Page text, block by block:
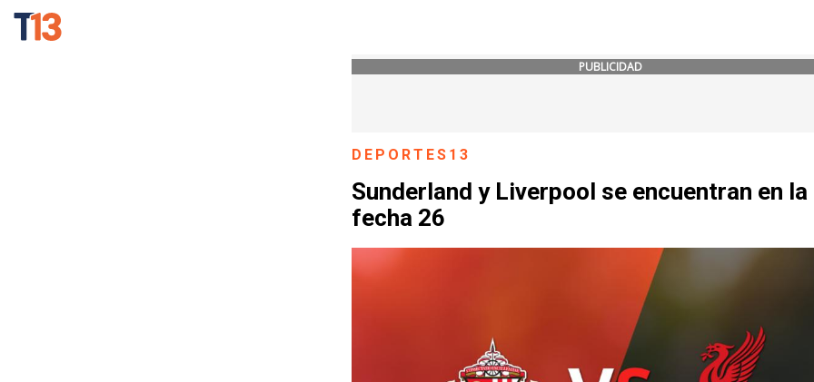
PUBLICIDAD
DEPORTES13
Sunderland y Liverpool se encuentran en la
fecha 26